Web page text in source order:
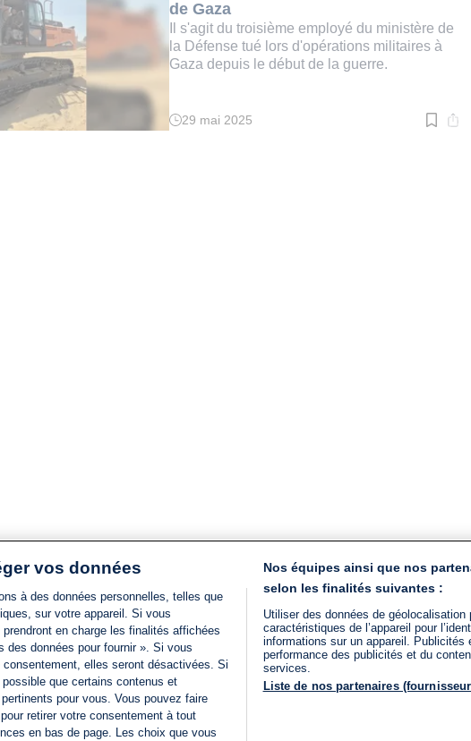
de Gaza
Il s'agit du troisième employé du ministère de
la Défense tué lors d'opérations militaires à
Gaza depuis le début de la guerre.
Temps
29 mai 2025
vos données
à des données personnelles, telles que
sur votre appareil. Si vous
en charge les finalités affichées
des données pour fournir ». Si vous
elles seront désactivées. Si
que certains contenus et
pour vous. Vous pouvez faire
retirer votre consentement à tout
en bas de page. Les choix que vous
Nos équipes ainsi que nos
selon les finalités suivantes :
Utiliser des données de
caractéristiques de l’appareil pour
informations sur un appareil. Publicités
performance des publicités et du
services.
Liste de nos partenaires